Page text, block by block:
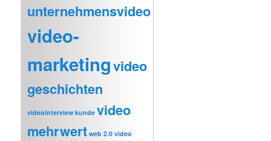
unternehmensvideo
video-
marketingvideo
geschichten
videointerview kunde video
mehrwert web 2.0 video